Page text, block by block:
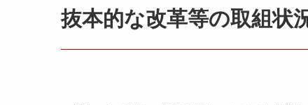
抜本的な改革等の取組状